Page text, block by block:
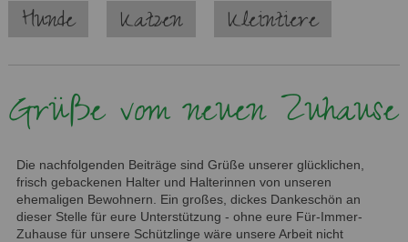
Hunde
Katzen Kleintiere
Grüße vom neuen Zuhause
Die nachfolgenden Beiträge sind Grüße unserer glücklichen,
frisch gebackenen Halter und Halterinnen von unseren
ehemaligen Bewohnern. Ein großes, dickes Dankeschön an
dieser Stelle für eure Unterstützung - ohne eure Für-Immer-
Zuhause für unsere Schützlinge wäre unsere Arbeit nicht